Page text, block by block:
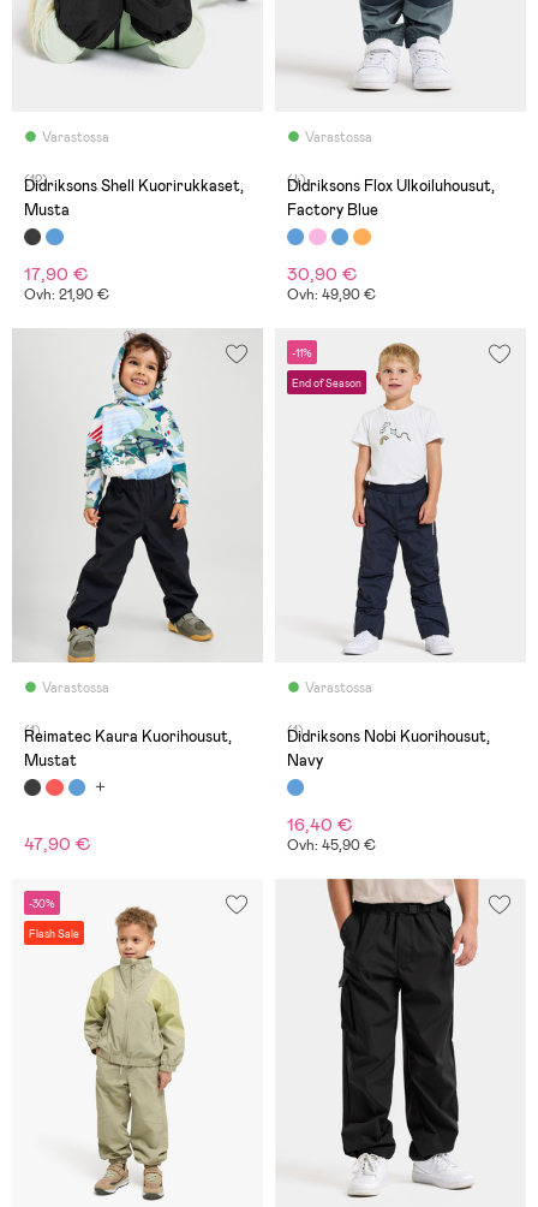
Varastossa
(12)
Didriksons Shell Kuorirukkaset,
Musta
17,90 €
Ovh: 21,90 €
Varastossa
(4)
Didriksons Flox Ulkoiluhousut,
Factory Blue
30,90 €
Ovh: 49,90 €
Varastossa
(1)
Reimatec Kaura Kuorihousut,
Mustat
47,90 €
-11%
End of Season
Varastossa
(1)
Didriksons Nobi Kuorihousut,
Navy
16,40 €
Ovh: 45,90 €
-30%
Flash Sale